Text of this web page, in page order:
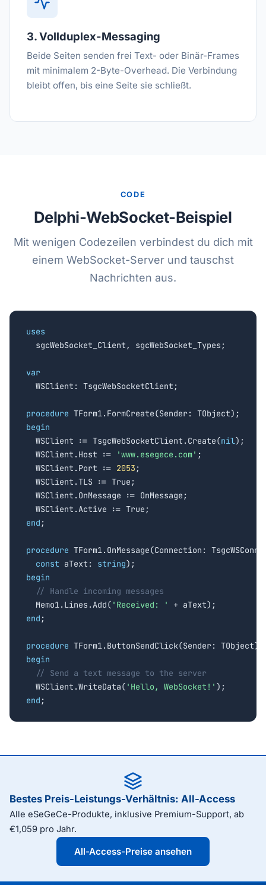
3. Vollduplex-Messaging
Beide Seiten senden frei Text- oder Binär-Frames
mit minimalem 2-Byte-Overhead. Die Verbindung
bleibt offen, bis eine Seite sie schließt.
CODE
Delphi-WebSocket-Beispiel
Mit wenigen Codezeilen verbindest du dich mit
einem WebSocket-Server und tauschst
Nachrichten aus.
uses
sgcWebSocket_Client, sgcWebSocket_Types;
var
WSClient: TsgcWebSocketClient;
procedure
begin
WSClient := TsgcWebSocketClient.Create(nil);
  WSClient.Host :=
'www.esegece.com' ;
  WSClient.Port :=
2053 ;
  WSClient.TLS := True;
  WSClient.OnMessage := OnMessage;
end ;
procedure TForm1.OnMessage(Connection:
const aText: string
begin
// Handle incoming messages
  Memo1.Lines.Add(
'Received: '
end ;
procedure
begin
// Send a text message to the server
  WSClient.WriteData(
'Hello, WebSocket!'
end ;
Bestes Preis-Leistungs-Verhältnis: All-Access
Alle eSeGeCe-Produkte, inklusive Premium-Support, ab
€1,059 pro Jahr.
All-Access-Preise ansehen